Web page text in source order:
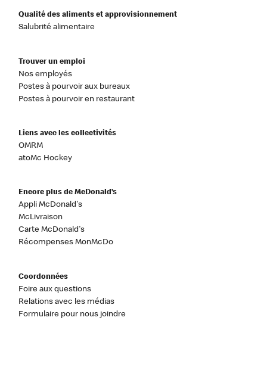
Qualité des aliments et approvisionnement
Salubrité alimentaire
Trouver un emploi
Nos employés
Postes à pourvoir aux bureaux
Postes à pourvoir en restaurant
Liens avec les collectivités
OMRM
atoMc Hockey
Encore plus de McDonald’s
Appli McDonald's
McLivraison
Carte McDonald's
Récompenses MonMcDo
Coordonnées
Foire aux questions
Relations avec les médias
Formulaire pour nous joindre